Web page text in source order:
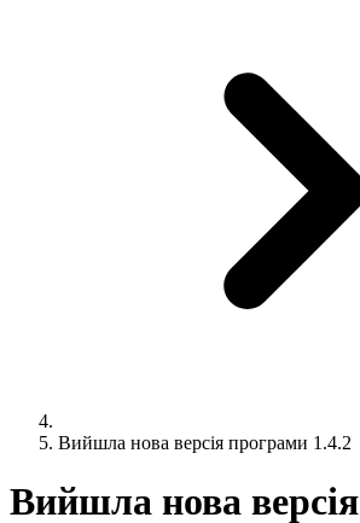
Вийшла нова версія програми 1.4.2
Вийшла нова версія